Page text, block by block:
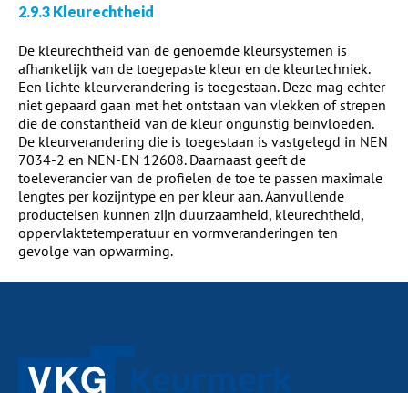
2.9.3 Kleurechtheid
De kleurechtheid van de genoemde kleursystemen is
afhankelijk van de toegepaste kleur en de kleurtechniek.
Een lichte kleurverandering is toegestaan. Deze mag echter
niet gepaard gaan met het ontstaan van vlekken of strepen
die de constantheid van de kleur ongunstig beïnvloeden.
De kleurverandering die is toegestaan is vastgelegd in NEN
7034-2 en NEN-EN 12608. Daarnaast geeft de
toeleverancier van de profielen de toe te passen maximale
lengtes per kozijntype en per kleur aan. Aanvullende
producteisen kunnen zijn duurzaamheid, kleurechtheid,
oppervlaktetemperatuur en vormveranderingen ten
gevolge van opwarming.